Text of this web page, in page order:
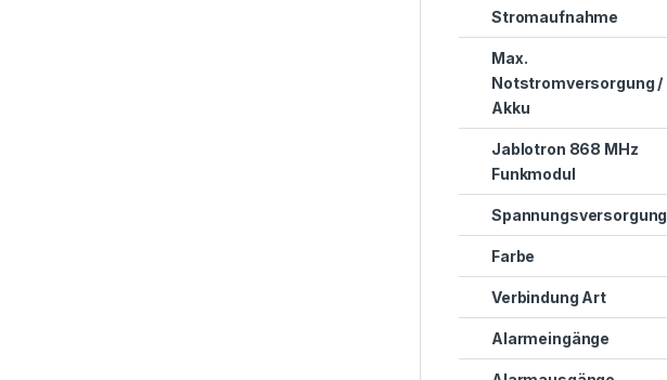
Stromaufnahme
Max.
Notstromversorgung /
Akku
Jablotron 868 MHz
Funkmodul
Spannungsversorgung
Farbe
Verbindung Art
Alarmeingänge